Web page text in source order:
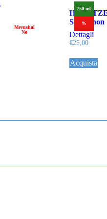
Mevushal
No
750 ml
%
Sauvignon
Dettagli
€25,00
Acquista